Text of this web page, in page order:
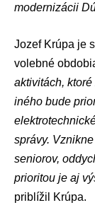
modernizácii
Jozef Krúpa je
volebné
aktivitách,
iného bude
správy.
seniorov,
prioritou je aj
priblížil Krúpa.